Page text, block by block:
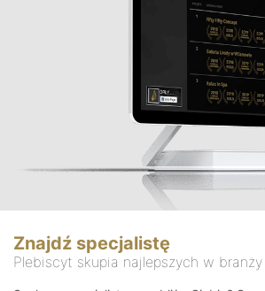
Znajdź specjalistę
Plebiscyt skupia najlepszych w branży